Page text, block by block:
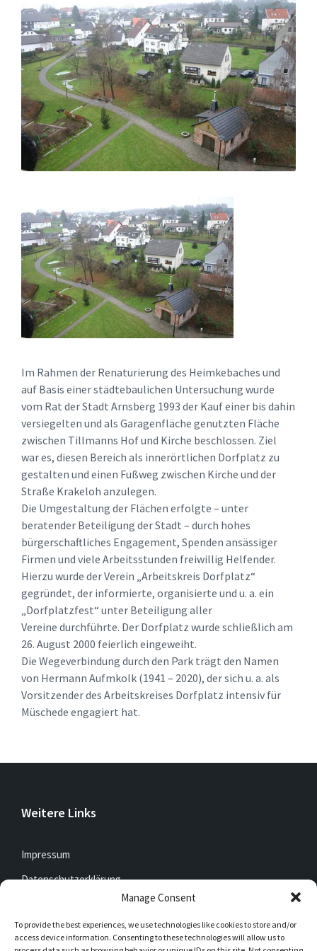
Manage Consent
To provide the best experiences, we use technologies like cookies to store and/or
access device information. Consenting to these technologies will allow us to
Im Rahmen der Renaturierung des Heimkebaches und
auf Basis einer städtebaulichen Untersuchung wurde
vom Rat der Stadt Arnsberg 1993 der Kauf einer bis dahin
versiegelten und als Garagenfläche genutzten Fläche
zwischen Tillmanns Hof und Kirche beschlossen. Ziel
war es, diesen Bereich als innerörtlichen Dorfplatz zu
gestalten und einen Fußweg zwischen Kirche und der
Straße Krakeloh anzulegen.
Die Umgestaltung der Flächen erfolgte – unter
beratender Beteiligung der Stadt – durch hohes
bürgerschaftliches Engagement, Spenden ansässiger
Firmen und viele Arbeitsstunden freiwillig Helfender.
Hierzu wurde der Verein „Arbeitskreis Dorfplatz“
gegründet, der informierte, organisierte und u. a. ein
„Dorfplatzfest“ unter Beteiligung aller
Vereine durchführte. Der Dorfplatz wurde schließlich am
26. August 2000 feierlich eingeweiht.
Die Wegeverbindung durch den Park trägt den Namen
von Hermann Aufmkolk (1941 – 2020), der sich u. a. als
Vorsitzender des Arbeitskreises Dorfplatz intensiv für
Müschede engagiert hat.
Weitere Links
Impressum
Datenschutzerklärung
Jetzt mitfunken!